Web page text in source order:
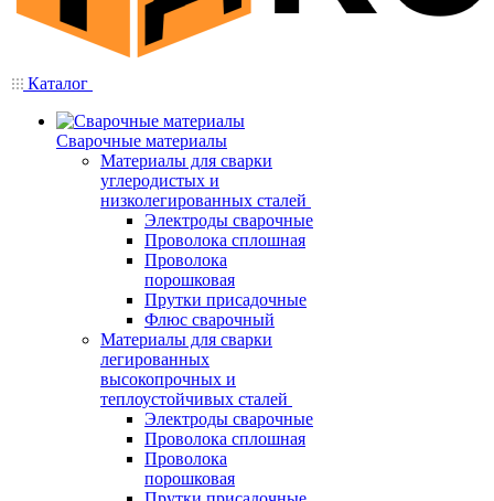
Каталог
Сварочные материалы
Материалы для сварки
углеродистых и
низколегированных сталей
Электроды сварочные
Проволока сплошная
Проволока
порошковая
Прутки присадочные
Флюс сварочный
Материалы для сварки
легированных
высокопрочных и
теплоустойчивых сталей
Электроды сварочные
Проволока сплошная
Проволока
порошковая